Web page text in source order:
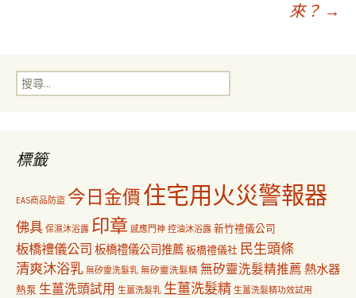
覽
來？ →
搜
尋
標籤
EAS商品防盜 今日金價住宅用火災警報器
佛具 保濕沐浴露 印章 感應門神 控油沐浴露 新竹禮儀公司
板橋禮儀公司 板橋禮儀公司推薦板橋禮儀社 民生頭條
清爽沐浴乳 無矽靈洗髮乳 無矽靈洗髮精 無矽靈洗髮精推薦 熱水器
熱泵 生薑洗頭試用 生薑洗髮乳 生薑洗髮精 生薑洗髮精功效試用